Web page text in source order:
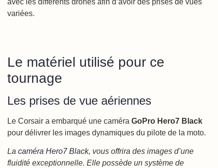
avec les différents drones afin d’avoir des prises de vues
variées.
Le matériel utilisé pour ce
tournage
Les prises de vue aériennes
Le Corsair a embarqué une caméra GoPro Hero7 Black
pour délivrer les images dynamiques du pilote de la moto.
La caméra Hero7 Black, vous offrira des images d’une
fluidité exceptionnelle. Elle possède un système de